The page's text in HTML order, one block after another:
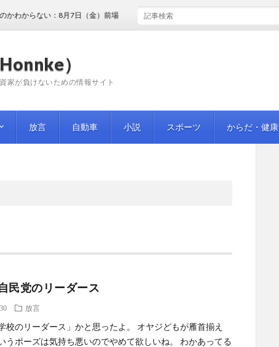
）
家が負けないための情報サイト
放言 自動車 小説 スポーツ からだ・健康
ない：8月7日（金）前場
民党のリーダース
放言
校のリーダース」かと思ったよ。 オヤジどもが雁首揃え
うポーズは気持ち悪いのでやめて欲しいね。 わかあってる